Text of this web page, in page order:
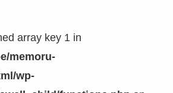
array key 1 in
memoru-
wp-